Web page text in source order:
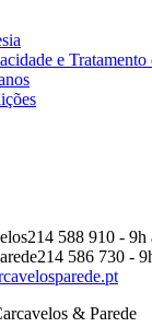
e Tratamento
214 588 910 - 9h
214 586 730 -
& Parede